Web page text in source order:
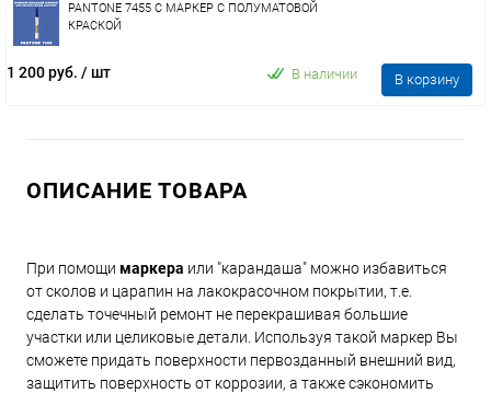
PANTONE 7455 C МАРКЕР С ПОЛУМАТОВОЙ
КРАСКОЙ
1 200 руб. / шт В наличии В корзину
ОПИСАНИЕ ТОВАРА
При помощи маркера или "карандаша" можно избавиться
от сколов и царапин на лакокрасочном покрытии, т.е.
сделать точечный ремонт не перекрашивая большие
участки или целиковые детали. Используя такой маркер Вы
сможете придать поверхности первозданный внешний вид,
защитить поверхность от коррозии, а также сэкономить